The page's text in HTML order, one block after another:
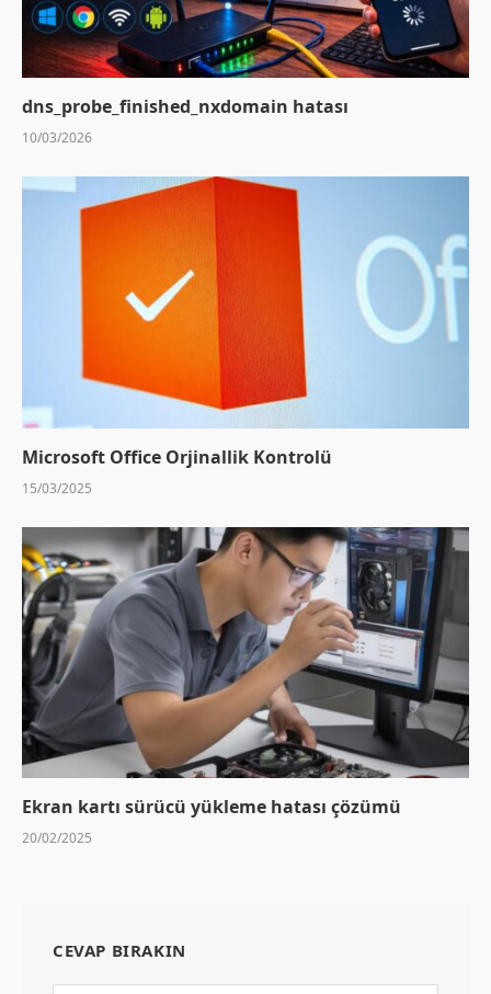
dns_probe_finished_nxdomain hatası
10/03/2026
Microsoft Office Orjinallik Kontrolü
15/03/2025
Ekran kartı sürücü yükleme hatası çözümü
20/02/2025
CEVAP BIRAKIN